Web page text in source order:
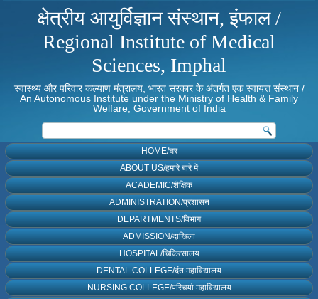
क्षेत्रीय आयुर्विज्ञान संस्थान, इंफाल /
Regional Institute of Medical
Sciences, Imphal
स्वास्थ्य और परिवार कल्याण मंत्रालय, भारत सरकार के अंतर्गत एक स्वायत्त संस्थान /
An Autonomous Institute under the Ministry of Health & Family
Welfare, Government of India
HOME/घर
ABOUT US/हमारे बारे में
ACADEMIC/शैक्षिक
ADMINISTRATION/प्रशासन
DEPARTMENTS/विभाग
ADMISSION/दाखिला
HOSPITAL/चिकित्सालय
DENTAL COLLEGE/दंत महाविद्यालय
NURSING COLLEGE/परिचर्या महाविद्यालय